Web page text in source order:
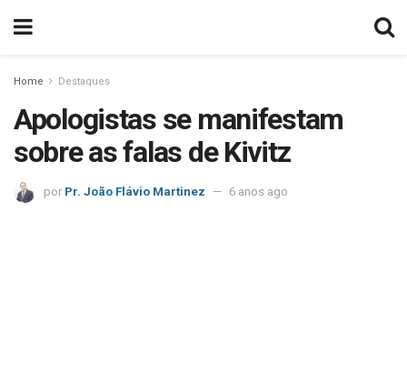
Home Destaques
Apologistas se manifestam
sobre as falas de Kivitz
por Pr. João Flávio Martinez 6 anos ago